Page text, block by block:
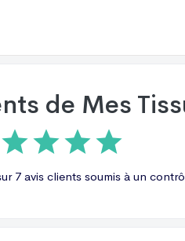
de Mes
7 avis clients soumis à un